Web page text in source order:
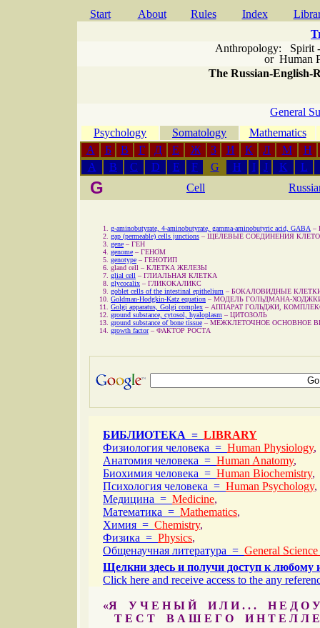
Start About Rules Index
Anthropology: Spirit
or Human
The Russian-English-
General
Psychology
Somatology
Mathematics
А
Б В Г Д Е Ж З И К Л М
Н
A
B C D E F G H I J K L
G Cell
g-aminobutyrate, 4-aminobutyrate, gamma-aminobutyric acid, GABA –
gap (permeable) cells junctions – ЩЕЛЕВЫЕ СОЕДИНЕНИЯ
gene – ГЕН
genome – ГЕНО́М
genotype – ГЕНОТИП
gland cell – КЛЕТКА ЖЕЛЕЗЫ
glial cell – ГЛИАЛЬНАЯ КЛЕТКА
glycocalix – ГЛИКОКАЛИКС
goblet cells of the intestinal epithelium – БОКАЛОВИДНЫЕ
Goldman-Hodgkin-Katz equation – МОДЕЛЬ ГОЛЬДМАНА-
Golgi apparatus, Golgi complex – АППАРАТ ГОЛЬДЖИ,
ground substance, cytosol, hyaloplasm – ЦИТОЗОЛЬ
ground substance of bone tissue – МЕЖКЛЕТОЧНОЕ ОСНОВНОЕ
growth factor– ФАКТОР РОСТА
БИБЛИОТЕКА = LIBRARY
Физиология человека = Human Physiology,
Анатомия человека = Human Anatomy,
Биохимия человека = Human Biochemistry,
Психология человека = Human Psychology,
Медицина = Medicine,
Математика = Mathematics,
Химия = Chemistry,
Физика = Physics,
Общенаучная литература = General
Щелкни здесь и получи доступ к любому
Click here and receive access to the any
«Я У Ч Е Н Ы Й И Л И . . . Н Е Д О У
Т Е С Т В А Ш Е Г О И Н Т Е Л Л Е